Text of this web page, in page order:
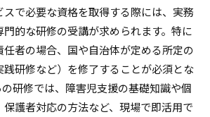
で必要な資格を取得する際には、実務
的な研修の受講が求められます。特に
任者の場合、国や自治体が定める所定の
研修など）を修了することが必須とな
の研修では、障害児支援の基礎知識や個
護者対応の方法など、現場で即活用で